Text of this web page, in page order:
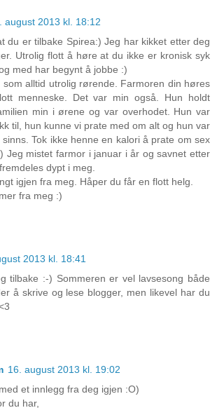
august 2013 kl. 18:12
du er tilbake Spirea:) Jeg har kikket etter deg
Utrolig flott å høre at du ikke er kronisk syk
med har begynt å jobbe :)
som alltid utrolig rørende. Farmoren din høres
menneske. Det var min også. Hun holdt
min i ørene og var overhodet. Hun var
til, hun kunne vi prate med om alt og hun var
Tok ikke henne en kalori å prate om sex
Jeg mistet farmor i januar i år og savnet etter
dypt i meg.
igjen fra meg. Håper du får en flott helg.
fra meg :)
2013 kl. 18:41
tilbake :-) Sommeren er vel lavsesong både
å skrive og lese blogger, men likevel har du
16. august 2013 kl. 19:02
et innlegg fra deg igjen :O)
du har,